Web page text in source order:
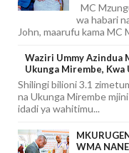
MC
wa habari
John, maarufu kama MC
Waziri Ummy Azindua
Ukunga Mirembe, Kwa
Shilingi bilioni 3.1
na Ukunga Mirembe
idadi ya wahitimu...
WMA